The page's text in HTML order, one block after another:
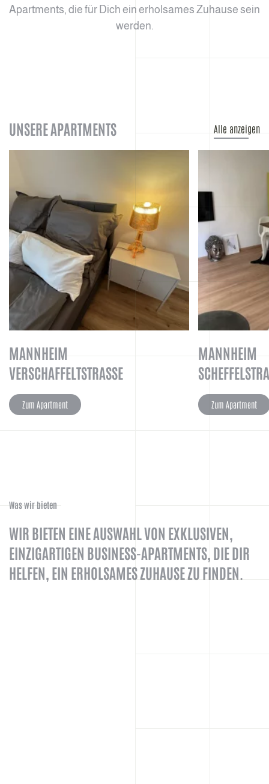
Apartments, die für Dich ein erholsames Zuhause sein
werden.
UNSERE APARTMENTS Alle anzeigen
MANNHEIM
VERSCHAFFELTSTRASSE
Zum Apartment
MANNHEIM
Zum Apartment
Was wir bieten
WIR BIETEN EINE AUSWAHL VON EXKLUSIVEN,
EINZIGARTIGEN BUSINESS-APARTMENTS, DIE DIR
HELFEN, EIN ERHOLSAMES ZUHAUSE ZU FINDEN.